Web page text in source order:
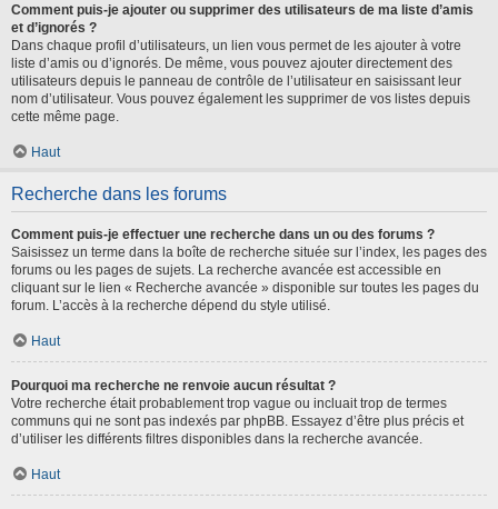
Comment puis-je ajouter ou supprimer des utilisateurs de ma liste d’amis
et d’ignorés ?
Dans chaque profil d’utilisateurs, un lien vous permet de les ajouter à votre
liste d’amis ou d’ignorés. De même, vous pouvez ajouter directement des
utilisateurs depuis le panneau de contrôle de l’utilisateur en saisissant leur
nom d’utilisateur. Vous pouvez également les supprimer de vos listes depuis
cette même page.
Haut
Recherche dans les forums
Comment puis-je effectuer une recherche dans un ou des forums ?
Saisissez un terme dans la boîte de recherche située sur l’index, les pages des
forums ou les pages de sujets. La recherche avancée est accessible en
cliquant sur le lien « Recherche avancée » disponible sur toutes les pages du
forum. L’accès à la recherche dépend du style utilisé.
Haut
Pourquoi ma recherche ne renvoie aucun résultat ?
Votre recherche était probablement trop vague ou incluait trop de termes
communs qui ne sont pas indexés par phpBB. Essayez d’être plus précis et
d’utiliser les différents filtres disponibles dans la recherche avancée.
Haut